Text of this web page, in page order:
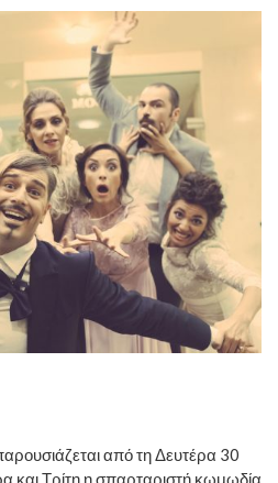
από τη Δευτέρα 30
και Τρίτη η σπαρταριστή κωμωδία